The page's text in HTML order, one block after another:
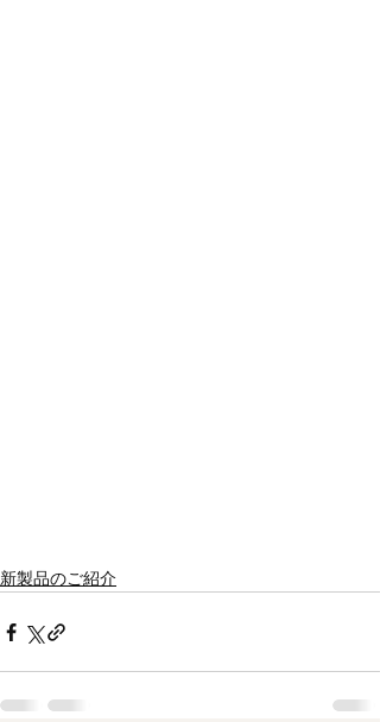
新製品のご紹介